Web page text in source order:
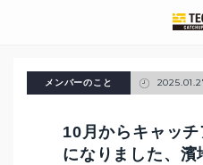
メンバーのこと
10月からキャッ
になりました、濱